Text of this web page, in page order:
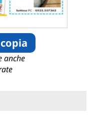
anche